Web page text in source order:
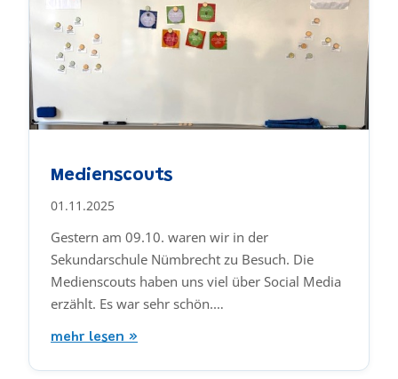
Medienscouts
01.11.2025
Gestern am 09.10. waren wir in der
Sekundarschule Nümbrecht zu Besuch. Die
Medienscouts haben uns viel über Social Media
erzählt. Es war sehr schön.…
mehr lesen »